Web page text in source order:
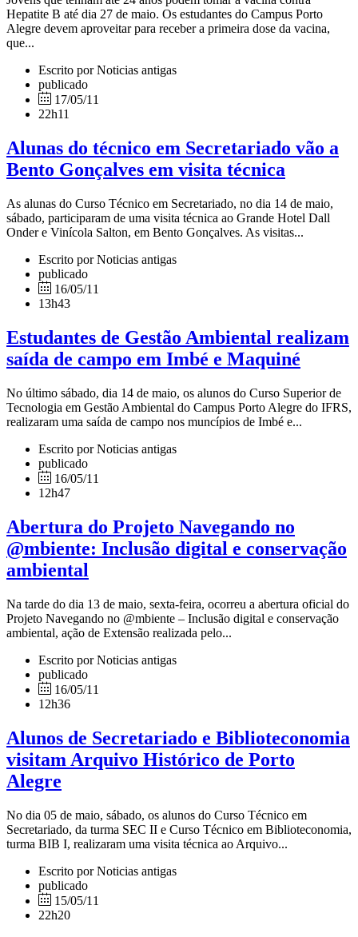
Hepatite B até dia 27 de maio. Os estudantes do Campus Porto
Alegre devem aproveitar para receber a primeira dose da vacina,
que...
Escrito por Noticias antigas
publicado
17/05/11
22h11
Alunas do técnico em Secretariado vão a
Bento Gonçalves em visita técnica
As alunas do Curso Técnico em Secretariado, no dia 14 de maio,
sábado, participaram de uma visita técnica ao Grande Hotel Dall
Onder e Vinícola Salton, em Bento Gonçalves. As visitas...
Escrito por Noticias antigas
publicado
16/05/11
13h43
Estudantes de Gestão Ambiental realizam
saída de campo em Imbé e Maquiné
No último sábado, dia 14 de maio, os alunos do Curso Superior de
Tecnologia em Gestão Ambiental do Campus Porto Alegre do IFRS,
realizaram uma saída de campo nos muncípios de Imbé e...
Escrito por Noticias antigas
publicado
16/05/11
12h47
Abertura do Projeto Navegando no
@mbiente: Inclusão digital e conservação
ambiental
Na tarde do dia 13 de maio, sexta-feira, ocorreu a abertura oficial do
Projeto Navegando no @mbiente – Inclusão digital e conservação
ambiental, ação de Extensão realizada pelo...
Escrito por Noticias antigas
publicado
16/05/11
12h36
Alunos de Secretariado e Biblioteconomia
visitam Arquivo Histórico de Porto
Alegre
No dia 05 de maio, sábado, os alunos do Curso Técnico em
Secretariado, da turma SEC II e Curso Técnico em Biblioteconomia,
turma BIB I, realizaram uma visita técnica ao Arquivo...
Escrito por Noticias antigas
publicado
15/05/11
22h20